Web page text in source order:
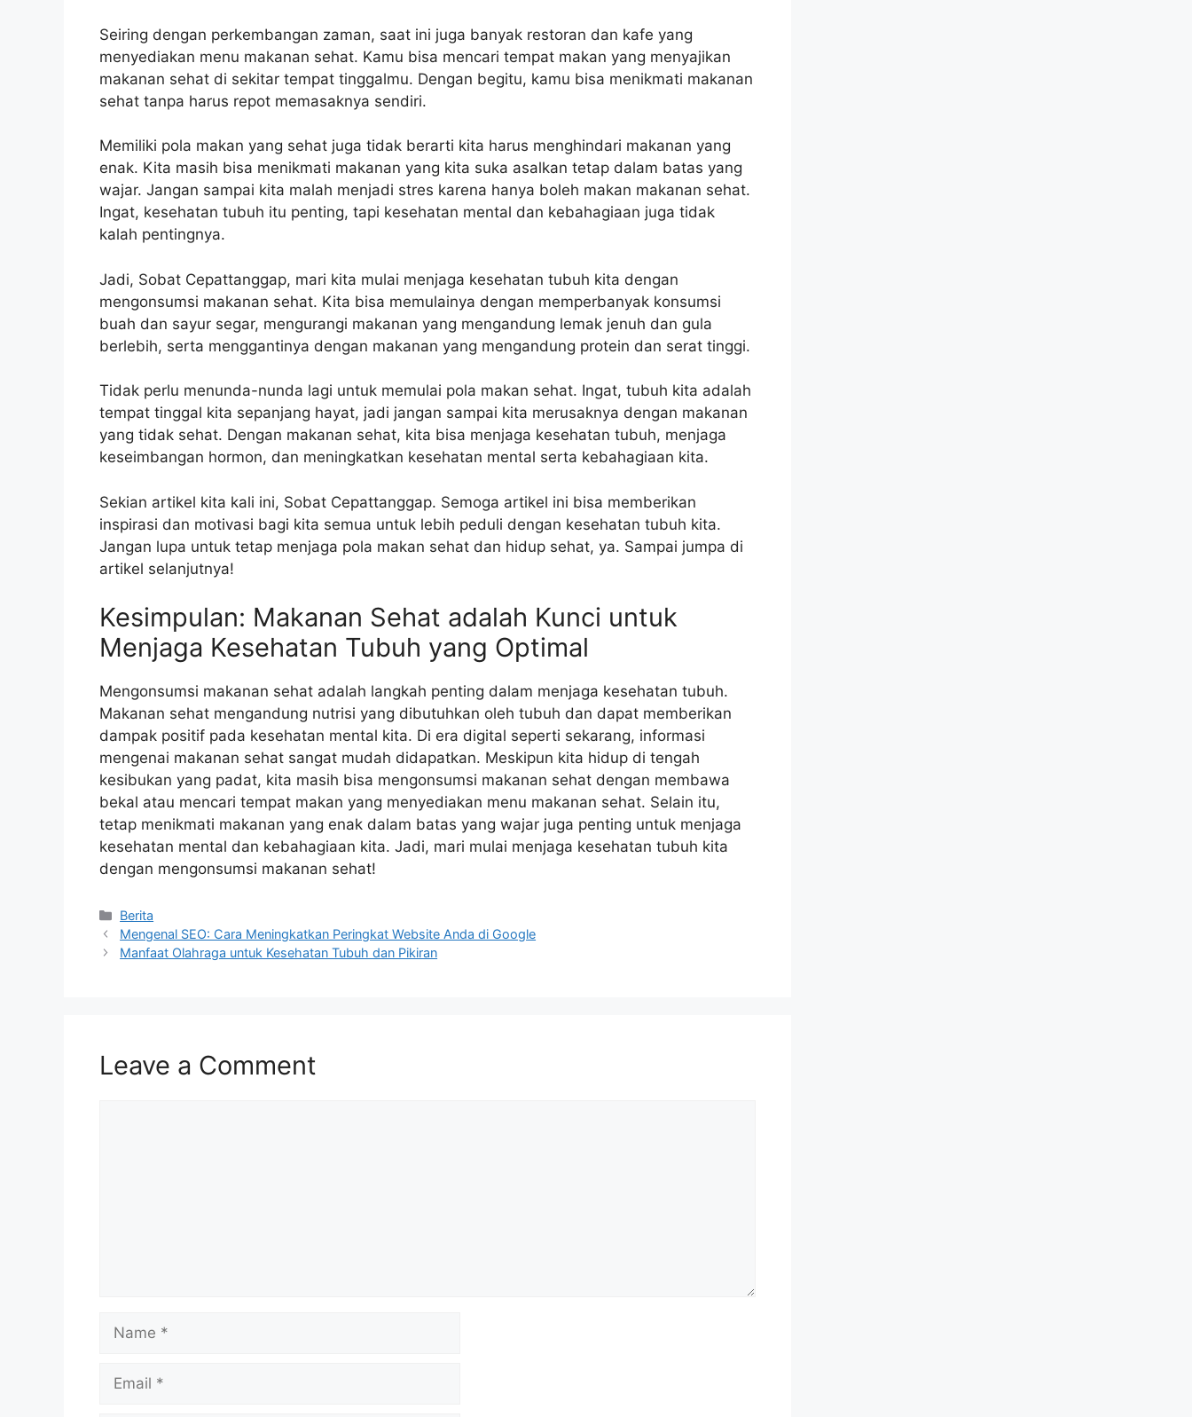
Seiring dengan perkembangan zaman, saat ini juga banyak restoran dan kafe yang
menyediakan menu makanan sehat. Kamu bisa mencari tempat makan yang menyajikan
makanan sehat di sekitar tempat tinggalmu. Dengan begitu, kamu bisa menikmati makanan
sehat tanpa harus repot memasaknya sendiri.
Memiliki pola makan yang sehat juga tidak berarti kita harus menghindari makanan yang
enak. Kita masih bisa menikmati makanan yang kita suka asalkan tetap dalam batas yang
wajar. Jangan sampai kita malah menjadi stres karena hanya boleh makan makanan sehat.
Ingat, kesehatan tubuh itu penting, tapi kesehatan mental dan kebahagiaan juga tidak
kalah pentingnya.
Jadi, Sobat Cepattanggap, mari kita mulai menjaga kesehatan tubuh kita dengan
mengonsumsi makanan sehat. Kita bisa memulainya dengan memperbanyak konsumsi
buah dan sayur segar, mengurangi makanan yang mengandung lemak jenuh dan gula
berlebih, serta menggantinya dengan makanan yang mengandung protein dan serat tinggi.
Tidak perlu menunda-nunda lagi untuk memulai pola makan sehat. Ingat, tubuh kita adalah
tempat tinggal kita sepanjang hayat, jadi jangan sampai kita merusaknya dengan makanan
yang tidak sehat. Dengan makanan sehat, kita bisa menjaga kesehatan tubuh, menjaga
keseimbangan hormon, dan meningkatkan kesehatan mental serta kebahagiaan kita.
Sekian artikel kita kali ini, Sobat Cepattanggap. Semoga artikel ini bisa memberikan
inspirasi dan motivasi bagi kita semua untuk lebih peduli dengan kesehatan tubuh kita.
Jangan lupa untuk tetap menjaga pola makan sehat dan hidup sehat, ya. Sampai jumpa di
artikel selanjutnya!
Kesimpulan: Makanan Sehat adalah Kunci untuk
Menjaga Kesehatan Tubuh yang Optimal
Mengonsumsi makanan sehat adalah langkah penting dalam menjaga kesehatan tubuh.
Makanan sehat mengandung nutrisi yang dibutuhkan oleh tubuh dan dapat memberikan
dampak positif pada kesehatan mental kita. Di era digital seperti sekarang, informasi
mengenai makanan sehat sangat mudah didapatkan. Meskipun kita hidup di tengah
kesibukan yang padat, kita masih bisa mengonsumsi makanan sehat dengan membawa
bekal atau mencari tempat makan yang menyediakan menu makanan sehat. Selain itu,
tetap menikmati makanan yang enak dalam batas yang wajar juga penting untuk menjaga
kesehatan mental dan kebahagiaan kita. Jadi, mari mulai menjaga kesehatan tubuh kita
dengan mengonsumsi makanan sehat!
Categories
Berita
Mengenal SEO: Cara Meningkatkan Peringkat Website Anda di Google
Manfaat Olahraga untuk Kesehatan Tubuh dan Pikiran
Leave a Comment
Name
Email